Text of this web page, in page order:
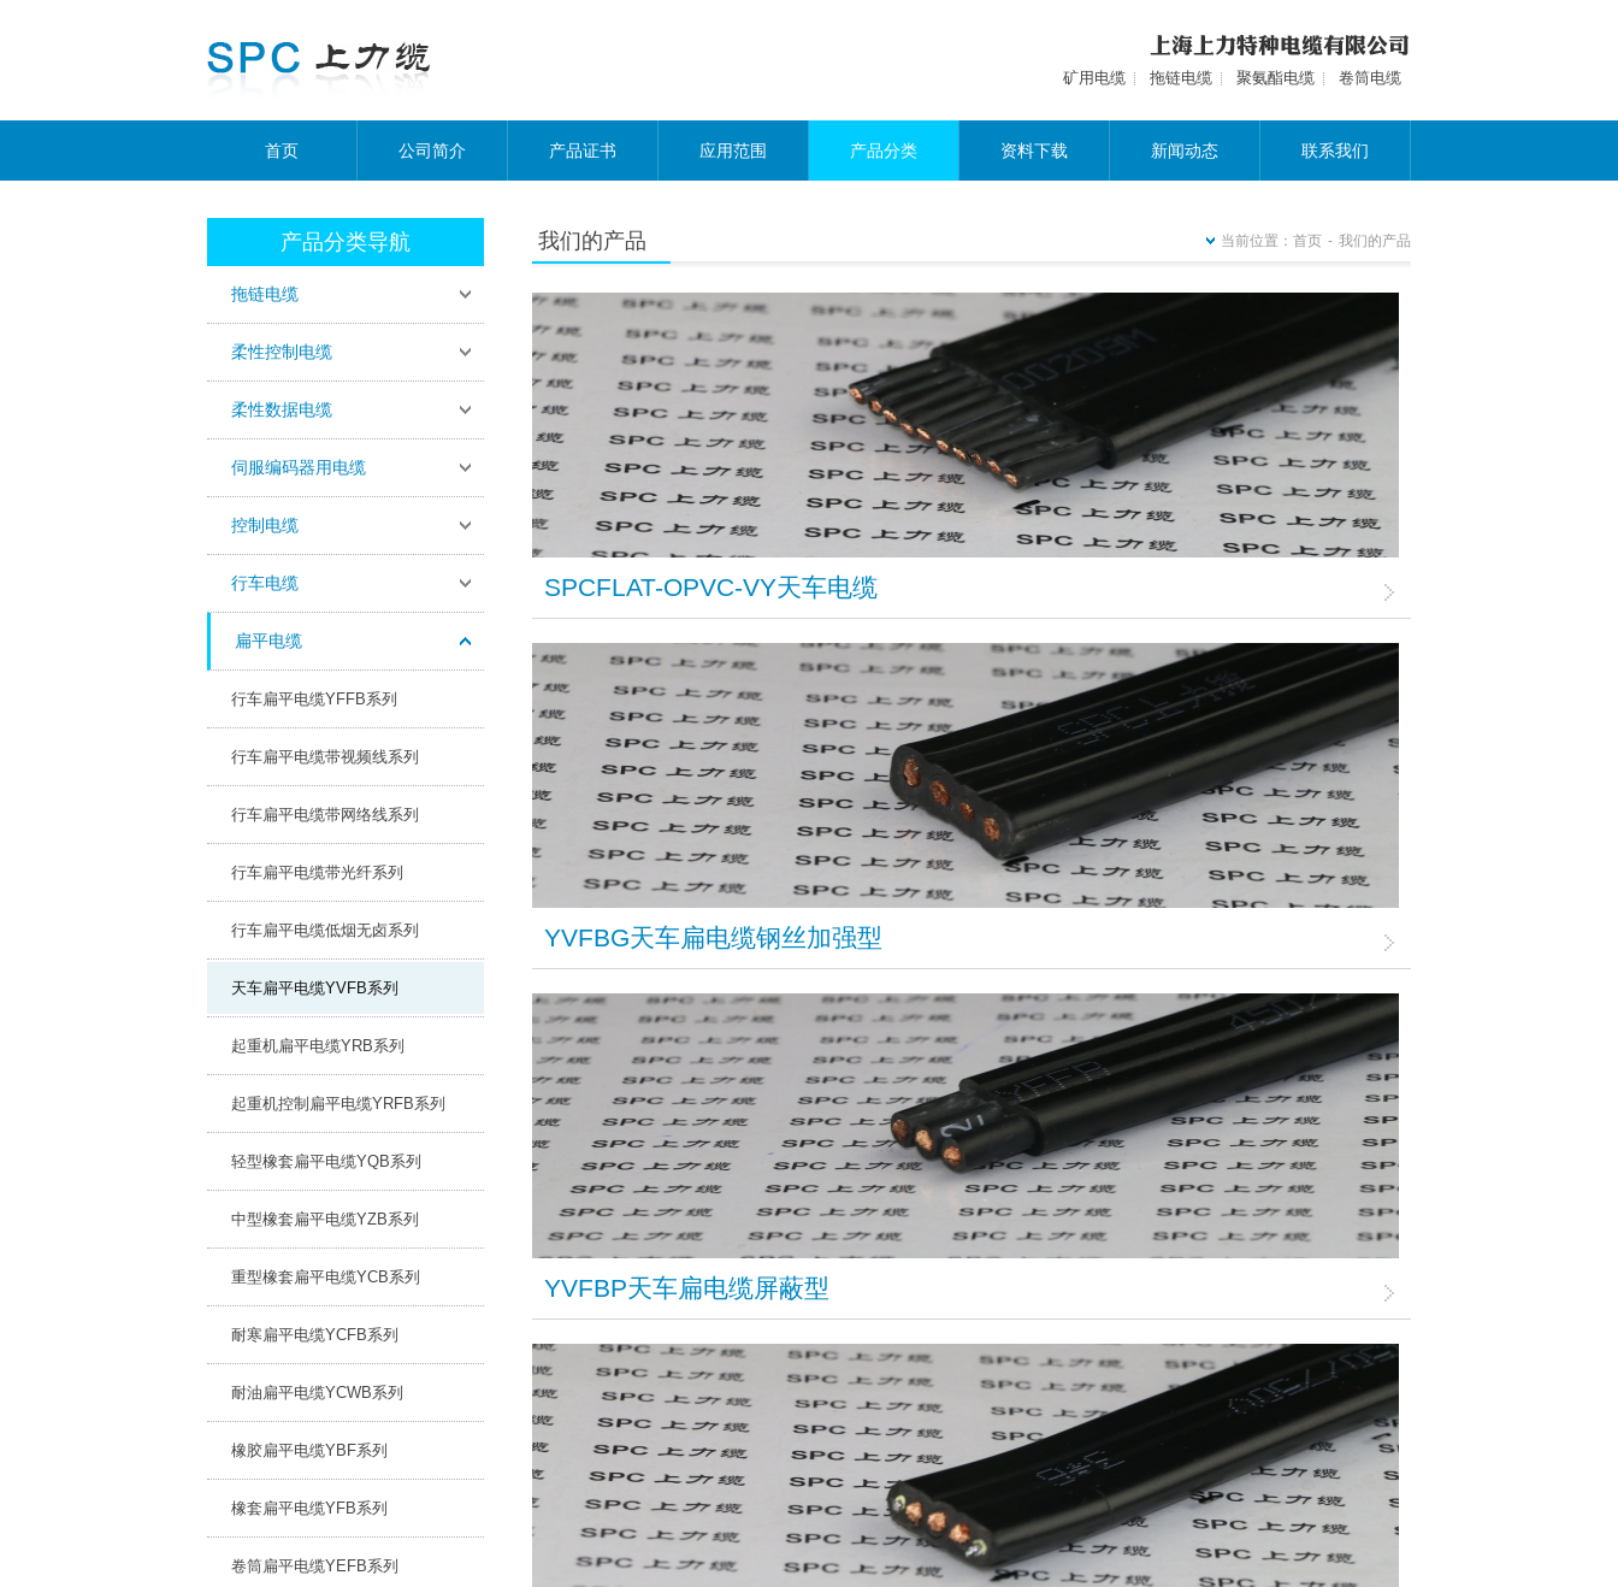
矿用电缆 拖链电缆 聚氨酯电缆 卷筒电缆
首页 公司简介 产品证书 应用范围 产品分类 资料下载 新闻动态 联系我们
产品分类导航
拖链电缆
柔性控制电缆
柔性数据电缆
伺服编码器用电缆
控制电缆
行车电缆
扁平电缆
行车扁平电缆YFFB系列
行车扁平电缆带视频线系列
行车扁平电缆带网络线系列
行车扁平电缆带光纤系列
行车扁平电缆低烟无卤系列
天车扁平电缆YVFB系列
起重机扁平电缆YRB系列
起重机控制扁平电缆YRFB系列
轻型橡套扁平电缆YQB系列
中型橡套扁平电缆YZB系列
重型橡套扁平电缆YCB系列
耐寒扁平电缆YCFB系列
耐油扁平电缆YCWB系列
橡胶扁平电缆YBF系列
橡套扁平电缆YFB系列
卷筒扁平电缆YEFB系列
我们的产品 当前位置： 首页 - 我们的产品
SPCFLAT-OPVC-VY天车电缆
​YVFBG天车扁电缆钢丝加强型
​YVFBP天车扁电缆屏蔽型